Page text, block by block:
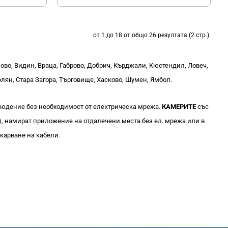
без необходимост от електрическа мрежа. КАМЕРИТЕ със
намират приложение на отдалечени места без ел. мрежа или в
на кабели.
от 1 до 18 от общо 26 резултата (2 стр.)
Видин, Враца, Габрово, Добрич, Кърджали, Кюстендил, Ловеч,
Стара Загора, Търговище, Хасково, Шумен, Ямбол.